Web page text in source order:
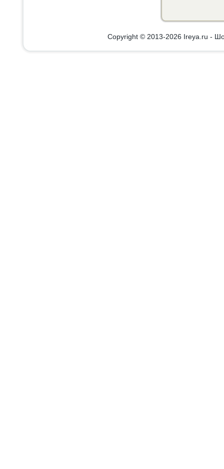
Copyright © 2013-2026 Ireya.ru -